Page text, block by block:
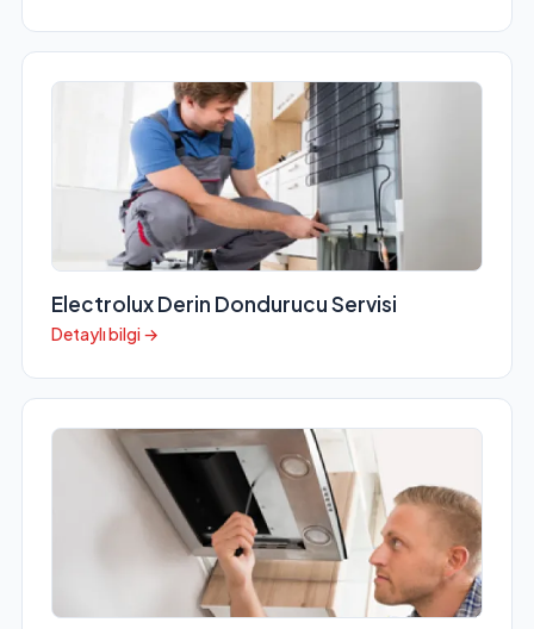
Electrolux Derin Dondurucu Servisi
Detaylı bilgi →